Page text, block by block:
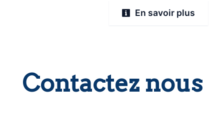
En savoir plus
Contactez nous